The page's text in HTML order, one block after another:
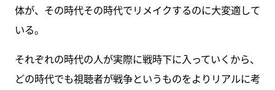
体が、その時代その時代でリメイクするのに大変適して
いる。
それぞれの時代の人が実際に戦時下に入っていくから、
どの時代でも視聴者が戦争というものをよりリアルに考